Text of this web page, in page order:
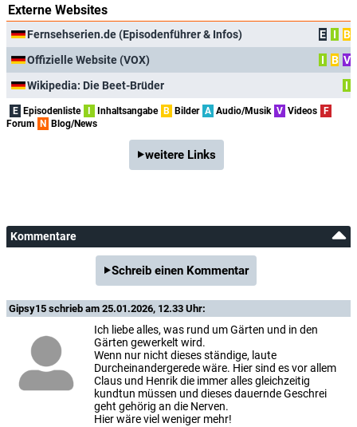
Externe Websites
Fernsehserien.de (Episodenführer & Infos) E I
B
Offizielle Website (VOX)
I B V
Wikipedia: Die Beet-Brüder
I
E Episodenliste Inhaltsangabe B Bilder A Audio/Musik V Videos
F
Forum
N Blog/News
weitere Links
Kommentare
Schreib einen Kommentar
Gipsy15 schrieb am 25.01.2026, 12.33 Uhr:
Ich liebe alles, was rund um Gärten und in den
Gärten gewerkelt wird.
Wenn nur nicht dieses ständige, laute
Durcheinandergerede wäre. Hier sind es vor allem
Claus und Henrik die immer alles gleichzeitig
kundtun müssen und dieses dauernde Geschrei
geht gehörig an die Nerven.
Hier wäre viel weniger mehr!